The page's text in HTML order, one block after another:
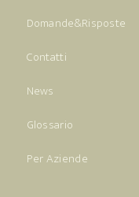
Domande&Risposte
Contatti
News
Glossario
Per Aziende